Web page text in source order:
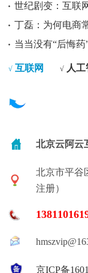
世纪剧变：互联
丁磊：为何电商
当当没有“后悔药
√ 互联网 √ 人
北京云阿云
北京市平谷
注册）
京ICP备